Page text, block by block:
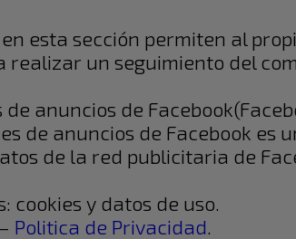
esta sección permiten al
un seguimiento del
anuncios de
de anuncios de Facebook es
de la red publicitaria de
cookies y datos de uso.
Politica de Privacidad